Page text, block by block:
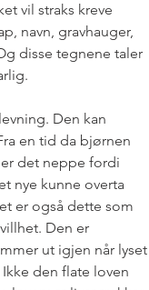
vil straks kreve
navn, gravhauger,
disse tegnene taler
Den kan
en tid da bjørnen
det neppe fordi
nye kunne overta
er også dette som
Den er
ut igjen når lyset
den flate loven